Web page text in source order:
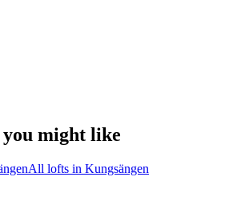
might like
All lofts in Kungsängen